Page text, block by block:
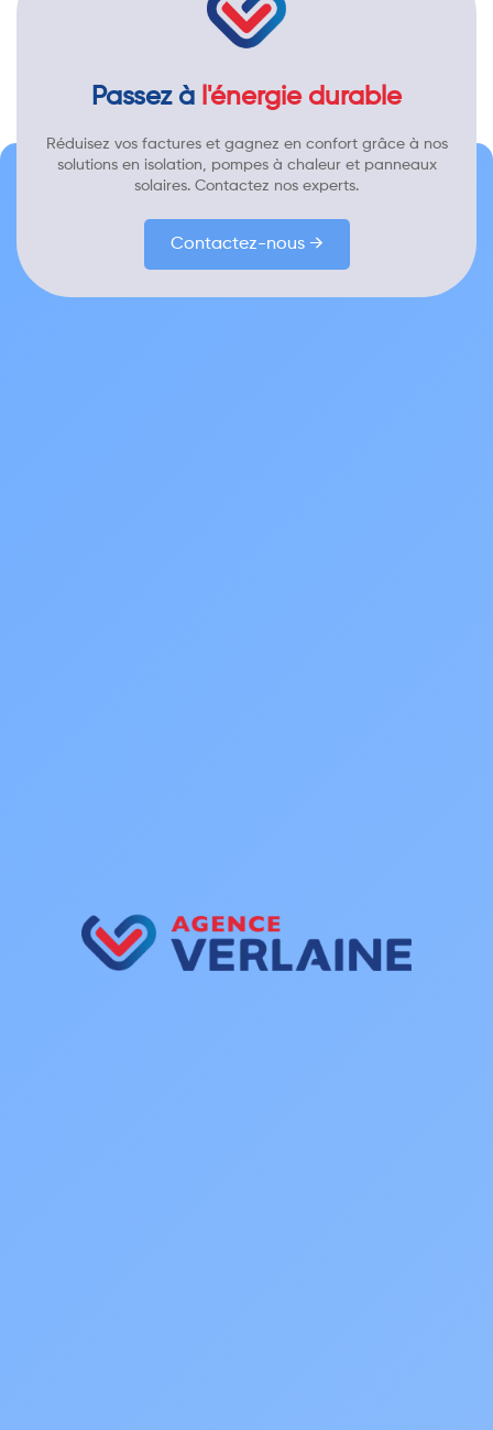
Passez à l'énergie durable
Réduisez vos factures et gagnez en confort grâce à nos
solutions en isolation, pompes à chaleur et panneaux
solaires. Contactez nos experts.
Contactez-nous →